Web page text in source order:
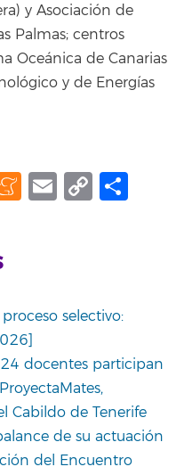
y Asociación de
Palmas; centros
Oceánica de Canarias
y de Energías
Meneame
Email
Copy
selectivo:
docentes participan
Cabildo de Tenerife
de su actuación
del Encuentro